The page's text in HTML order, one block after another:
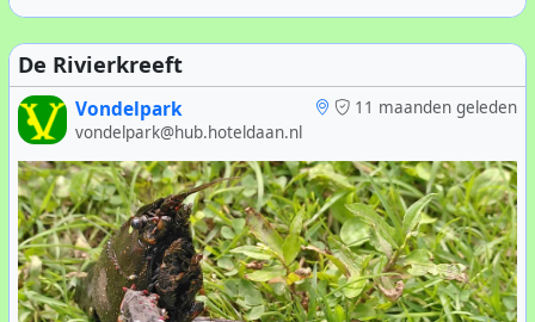
Niet alleen de droogte is het probleem, maar ook de
mineermot. De larfjes graven kanaaltjes door de
bladeren, waardoor deze hun bladgroen verliezen en al
in augustus bruin kleuren. Ook debladvlekkenziekte
draagt eraan bij, dit wordt veroorzaakt door een bacterie.
Dan is er ook debloedingsziekte, veroorzaakt door een
bacterie. De bast scheurt open, en de boom verliest
vocht. Door de scheuren is de boom ook bevattelijk voor
zwammen. Op die manier is ook de #kastanjeboom
beschreven doorAnne Frankomgevallen.
De Rivierkreeft
11 maanden geleden
Vondelpark
vondelpark@hub.hoteldaan.nl